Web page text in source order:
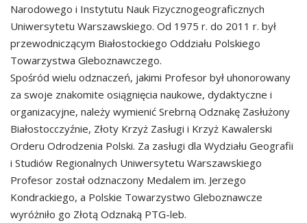
Narodowego i Instytutu Nauk Fizycznogeograficznych
Uniwersytetu Warszawskiego. Od 1975 r. do 2011 r. był
przewodniczącym Białostockiego Oddziału Polskiego
Towarzystwa Gleboznawczego.
Spośród wielu odznaczeń, jakimi Profesor był uhonorowany
za swoje znakomite osiągnięcia naukowe, dydaktyczne i
organizacyjne, należy wymienić Srebrną Odznakę Zasłużony
Białostocczyźnie, Złoty Krzyż Zasługi i Krzyż Kawalerski
Orderu Odrodzenia Polski. Za zasługi dla Wydziału Geografii
i Studiów Regionalnych Uniwersytetu Warszawskiego
Profesor został odznaczony Medalem im. Jerzego
Kondrackiego, a Polskie Towarzystwo Gleboznawcze
wyróżniło go Złotą Odznaką PTG-leb.